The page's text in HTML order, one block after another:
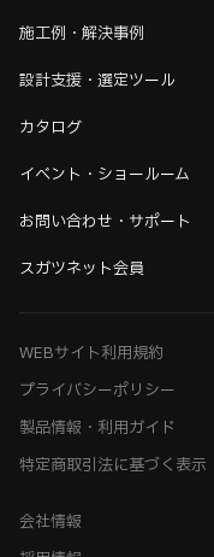
施工例・解決事例
設計支援・選定ツール
カタログ
イベント・ショールーム
お問い合わせ・サポート
スガツネット会員
WEBサイト利用規約
プライバシーポリシー
製品情報・利用ガイド
特定商取引法に基づく表示
会社情報